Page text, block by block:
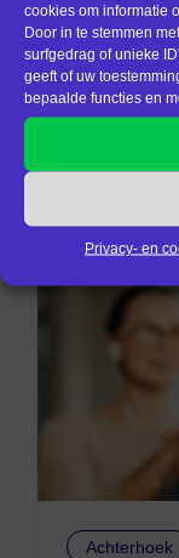
cookies om informatie
Door in te stemmen
surfgedrag of unieke
geeft of uw
bepaalde functies en
Privacy- en
Achterhoek